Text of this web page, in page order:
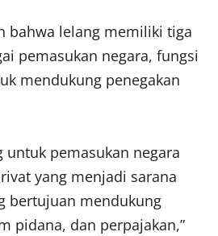
bahwa lelang memiliki tiga
pemasukan negara, fungsi
mendukung penegakan
untuk pemasukan negara
yang menjadi sarana
bertujuan mendukung
pidana, dan perpajakan,”